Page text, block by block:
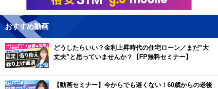
おすすめ動画
どうしたらいい？金利上昇時代の住宅ローン／まだ”大
丈夫”と思っていませんか？【FP無料セミナー】
【動画セミナー】今からでも遅くない！60歳からの老後